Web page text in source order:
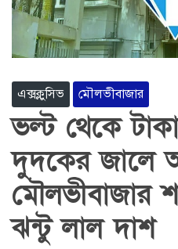
এক্সক্লুসিভ মৌলভীবাজার
ভল্ট থেকে
দুদকের জালে
মৌলভীবাজার
ঝন্টু লাল দাশ